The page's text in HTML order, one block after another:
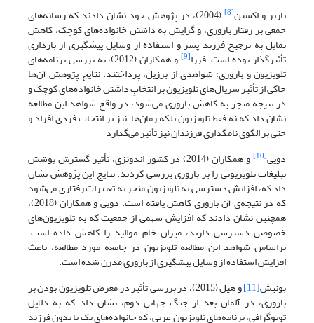
باربر و اکسین[8] (2004)، در پژوهش خود نشان دادند که رسانه‌های
جمعی بر رفتار باروری، و گرایش به داشتن خانواده‌های کوچک، کاهش
تمایل به ترجیح فرزند پسر و استفاده از وسایل پیشگیری از بارداری
تأثیرگذار بوده است. فررا[9] و همکاران (2012)، به بررسی برنامه‌های
تلویزیون و باروری: شواهدی از برزیل، پرداختند. نتایج پژوهش آن‌ها
حاکی از تأثیر سریال‌های تلویزیون بر انتخابِ داشتن خانواده‌های کوچک و
در نتیجه منجر به کاهش باروری می‌شود، در واقع شواهد این مطالعه
نشان داد که نه فقط تلویزیون بلکه رمان‌ها نیز بر انتخاب فردی افراد و
حتی بر الگوی نامگذاری فرزندان نیز تأثیر می‌گذارد
دویی[10] و همکاران (2014) در کشور اندونزی، تأثیر گسترش پوشش
تبلیغات تلویزیونی را بر باروری بررسی کردند. نتایج این پژوهش نشان
داد که، افزایش دسترسی به تلویزیون منجر به تغییرات رفتاری می‌شود
که در نتیجه‌ی آن باروری کاهش یافته است. دویی و همکاران (2018)،
همچنین نشان دادند که افزایش سهمی از جمعیت که به تلویزیون‌های
خصوصی دسترسی دارند، میزان خام موالید را کاهش داده است.
براساس شواهد این مطالعه تلویزیون در جامعه مورد مطالعه، باعث
افزایش استفاده از وسایل پیشگیری از باروری مدرن شده است.
بونیش[11] و هیل (2015)، در بررسی تأثیر در معرض تلویزیون بودن بر
باروری، در آلمان بعد از جنگ جهانی دوم، نشان داد که به دلایل
توپوگرافی، برنامه‌های تلویزیون غربی، که خانواده‌های یک یا بدون فرزند